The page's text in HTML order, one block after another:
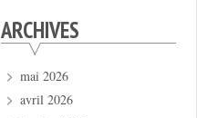
ARCHIVES
mai 2026
avril 2026